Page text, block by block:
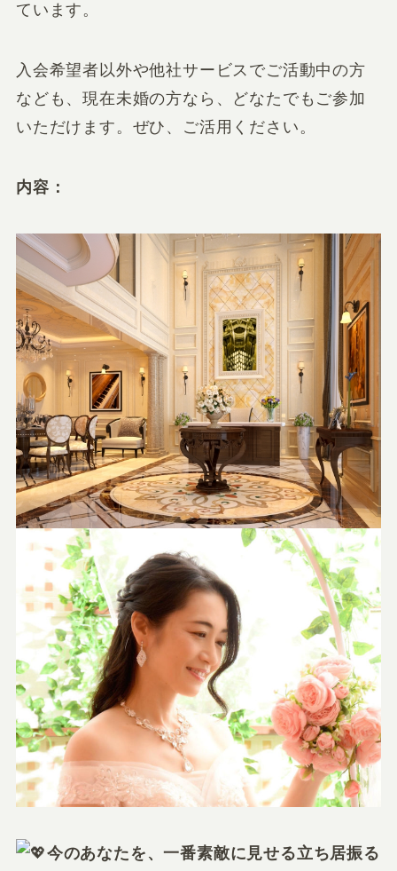
ています。
入会希望者以外や他社サービスでご活動中の方
なども、現在未婚の方なら、どなたでもご参加
いただけます。ぜひ、ご活用ください。
内容：
今のあなたを、一番素敵に見せる立ち居振る